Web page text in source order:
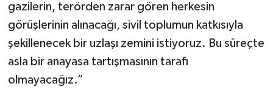
gazilerin, terörden zarar gören herkesin
görüşlerinin alınacağı, sivil toplumun katkısıyla
şekillenecek bir uzlaşı zemini istiyoruz. Bu süreçte
asla bir anayasa tartışmasının tarafı
olmayacağız.”